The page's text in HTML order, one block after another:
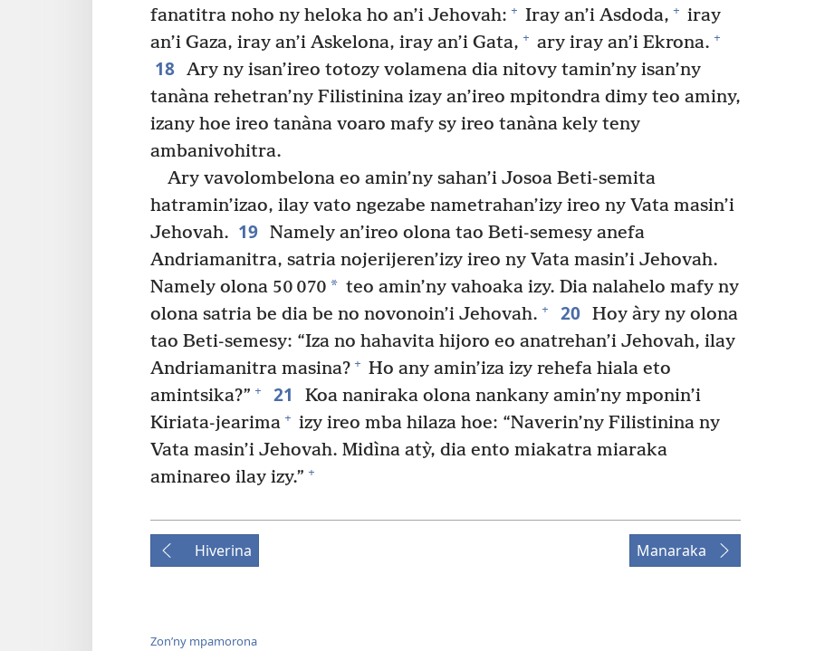
fanatitra noho ny heloka ho an’i Jehovah: + Iray an’i Asdoda, + iray
an’i Gaza, iray an’i Askelona, iray an’i Gata, + ary iray an’i Ekrona. +
18 Ary ny isan’ireo totozy volamena dia nitovy tamin’ny isan’ny
tanàna rehetran’ny Filistinina izay an’ireo mpitondra dimy teo aminy,
izany hoe ireo tanàna voaro mafy sy ireo tanàna kely teny
ambanivohitra.
Ary vavolombelona eo amin’ny sahan’i Josoa Beti-semita
hatramin’izao, ilay vato ngezabe nametrahan’izy ireo ny Vata masin’i
Jehovah. 19 Namely an’ireo olona tao Beti-semesy anefa
Andriamanitra, satria nojerijeren’izy ireo ny Vata masin’i Jehovah.
Namely olona 50 070 * teo amin’ny vahoaka izy. Dia nalahelo mafy ny
olona satria be dia be no novonoin’i Jehovah. + 20 Hoy àry ny olona
tao Beti-semesy: “Iza no hahavita hijoro eo anatrehan’i Jehovah, ilay
Andriamanitra masina? + Ho any amin’iza izy rehefa hiala eto
amintsika?” + 21
Koa naniraka olona nankany amin’ny mponin’i
Kiriata-jearima + izy ireo mba hilaza hoe: “Naverin’ny Filistinina ny
Vata masin’i Jehovah. Midìna atỳ, dia ento miakatra miaraka
aminareo ilay izy.” +
Hiverina Manaraka
Zon’ny mpamorona